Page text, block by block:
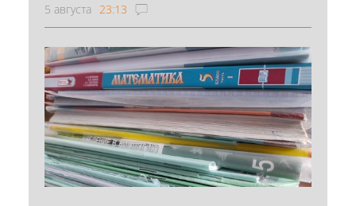
5 августа 23:13